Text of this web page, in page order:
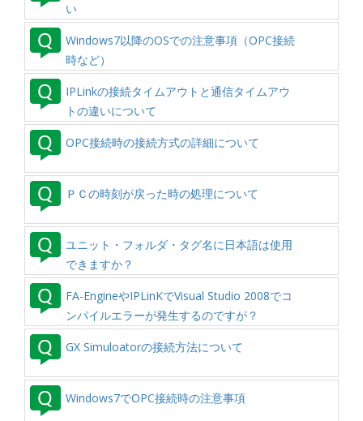
い
Windows7以降のOSでの注意事項（OPC接続
時など）
IPLinkの接続タイムアウトと通信タイムアウ
トの違いについて
OPC接続時の接続方式の詳細について
ＰＣの時刻が戻った時の処理について
ユニット・フォルダ・タグ名に日本語は使用
できますか？
FA-EngineやIPLinKでVisual Studio 2008でコ
ンパイルエラーが発生するのですが？
GX Simuloatorの接続方法について
Windows7でOPC接続時の注意事項